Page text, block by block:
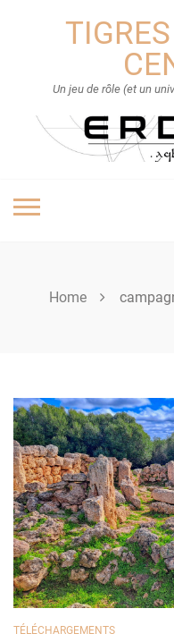
Un jeu de rôle (et un
Home
TÉLÉCHARGEMENTS